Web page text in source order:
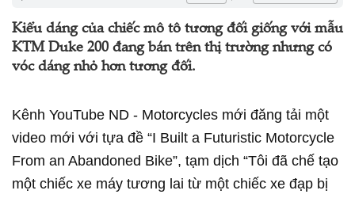
Kiểu dáng của chiếc mô tô tương đối giống với mẫu
KTM Duke 200 đang bán trên thị trường nhưng có
vóc dáng nhỏ hơn tương đối.
Kênh YouTube ND - Motorcycles mới đăng tải một
video mới với tựa đề “I Built a Futuristic Motorcycle
From an Abandoned Bike”, tạm dịch “Tôi đã chế tạo
một chiếc xe máy tương lai từ một chiếc xe đạp bị